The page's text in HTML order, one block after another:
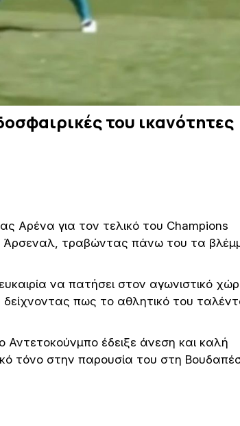
του ικανότητες
Αρένα για τον τελικό του Champions
Άρσεναλ, τραβώντας πάνω του τα
να πατήσει στον αγωνιστικό
δείχνοντας πως το αθλητικό του
Αντετοκούνμπο έδειξε άνεση και καλή
τόνο στην παρουσία του στη